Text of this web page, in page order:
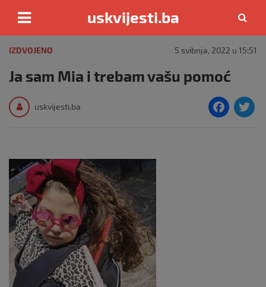
content
uskvijesti.ba
IZDVOJENO 5 svibnja, 2022 u 15:51
Ja sam Mia i trebam vašu pomoć
uskvijesti.ba
F